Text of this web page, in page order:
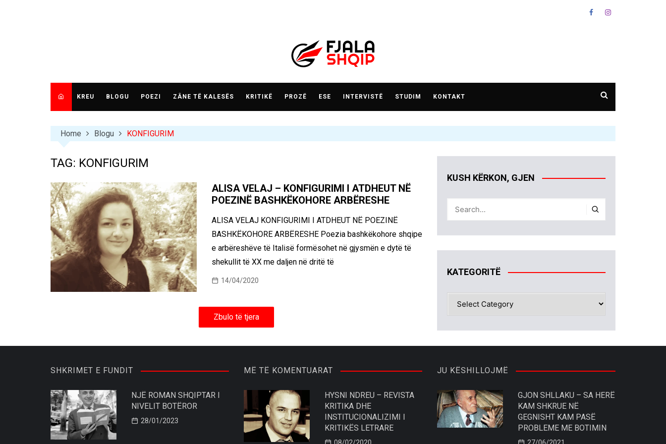
KREU BLOGU POEZI ZÂNE TË KALESËS KRITIKË PROZË ESE INTERVISTË STUDIM KONTAKT
Home Blogu KONFIGURIM
TAG: KONFIGURIM
ALISA VELAJ – KONFIGURIMI I ATDHEUT NË
POEZINË BASHKËKOHORE ARBËRESHE
ALISA VELAJ KONFIGURIMI I ATDHEUT NË POEZINË
BASHKËKOHORE ARBËRESHE Poezia bashkëkohore shqipe
e arbëreshëve të Italisë formësohet në gjysmën e dytë të
shekullit të XX me daljen në dritë të
14/04/2020
Zbulo të tjera
KUSH KËRKON, GJEN
KATEGORITË
KATEGORITË
SHKRIMET E FUNDIT
NJË ROMAN SHQIPTAR I
NIVELIT BOTËROR
28/01/2023
MË TË KOMENTUARAT
HYSNI NDREU – REVISTA
KRITIKA DHE
INSTITUCIONALIZIMI I
KRITIKËS LETRARE
JU KËSHILLOJMË
GJON SHLLAKU – SA HERË
KAM SHKRUE NË
GEGNISHT KAM PASË
PROBLEME ME BOTIMIN